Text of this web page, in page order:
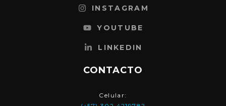
INSTAGRAM
YOUTUBE
LINKEDIN
CONTACTO
Celular: